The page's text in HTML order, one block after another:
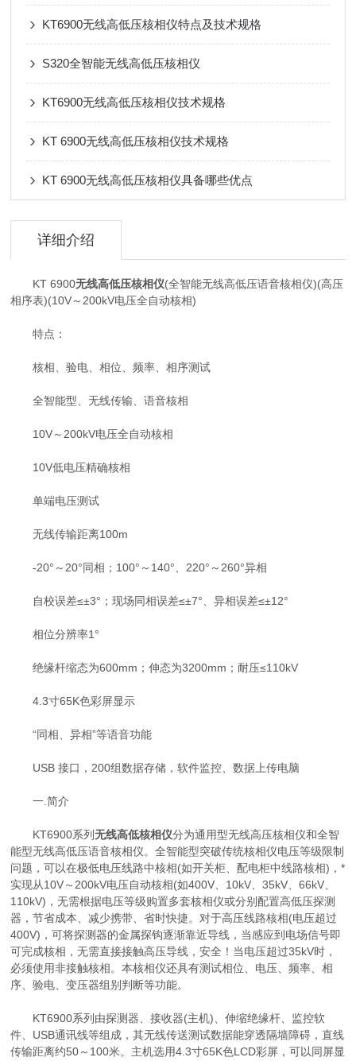
KT6900无线高低压核相仪特点及技术规格
S320全智能无线高低压核相仪
KT6900无线高低压核相仪技术规格
KT 6900无线高低压核相仪技术规格
KT 6900无线高低压核相仪具备哪些优点
详细介绍
KT 6900无线高低压核相仪(全智能无线高低压语音核相仪)(高压
相序表)(10V～200kV电压全自动核相)
特点：
核相、验电、相位、频率、相序测试
全智能型、无线传输、语音核相
10V～200kV电压全自动核相
10V低电压精确核相
单端电压测试
无线传输距离100m
-20°～20°同相；100°～140°、220°～260°异相
自校误差≤±3°；现场同相误差≤±7°、异相误差≤±12°
相位分辨率1°
绝缘杆缩态为600mm；伸态为3200mm；耐压≤110kV
4.3寸65K色彩屏显示
“同相、异相”等语音功能
USB 接口，200组数据存储，软件监控、数据上传电脑
一.简介
KT6900系列无线高低核相仪分为通用型无线高压核相仪和全智
能型无线高低压语音核相仪。全智能型突破传统核相仪电压等级限制
问题，可以在极低电压线路中核相(如开关柜、配电柜中线路核相)，*
实现从10V～200kV电压自动核相(如400V、10kV、35kV、66kV、
110kV)，无需根据电压等级购置多套核相仪或分别配置高低压探测
器，节省成本、减少携带、省时快捷。对于高压线路核相(电压超过
400V)，可将探测器的金属探钩逐渐靠近导线，当感应到电场信号即
可完成核相，无需直接接触高压导线，安全！当电压超过35kV时，
必须使用非接触核相。本核相仪还具有测试相位、电压、频率、相
序、验电、变压器组别判断等功能。
KT6900系列由探测器、接收器(主机)、伸缩绝缘杆、监控软
件、USB通讯线等组成，其无线传送测试数据能穿透隔墙障碍，直线
传输距离约50～100米。主机选用4.3寸65K色LCD彩屏，可以同屏显